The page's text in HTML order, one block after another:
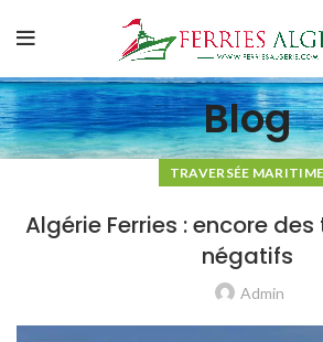
Blog
TRAVERSÉE MARITIME
Algérie Ferries : encore
négatifs
Admin